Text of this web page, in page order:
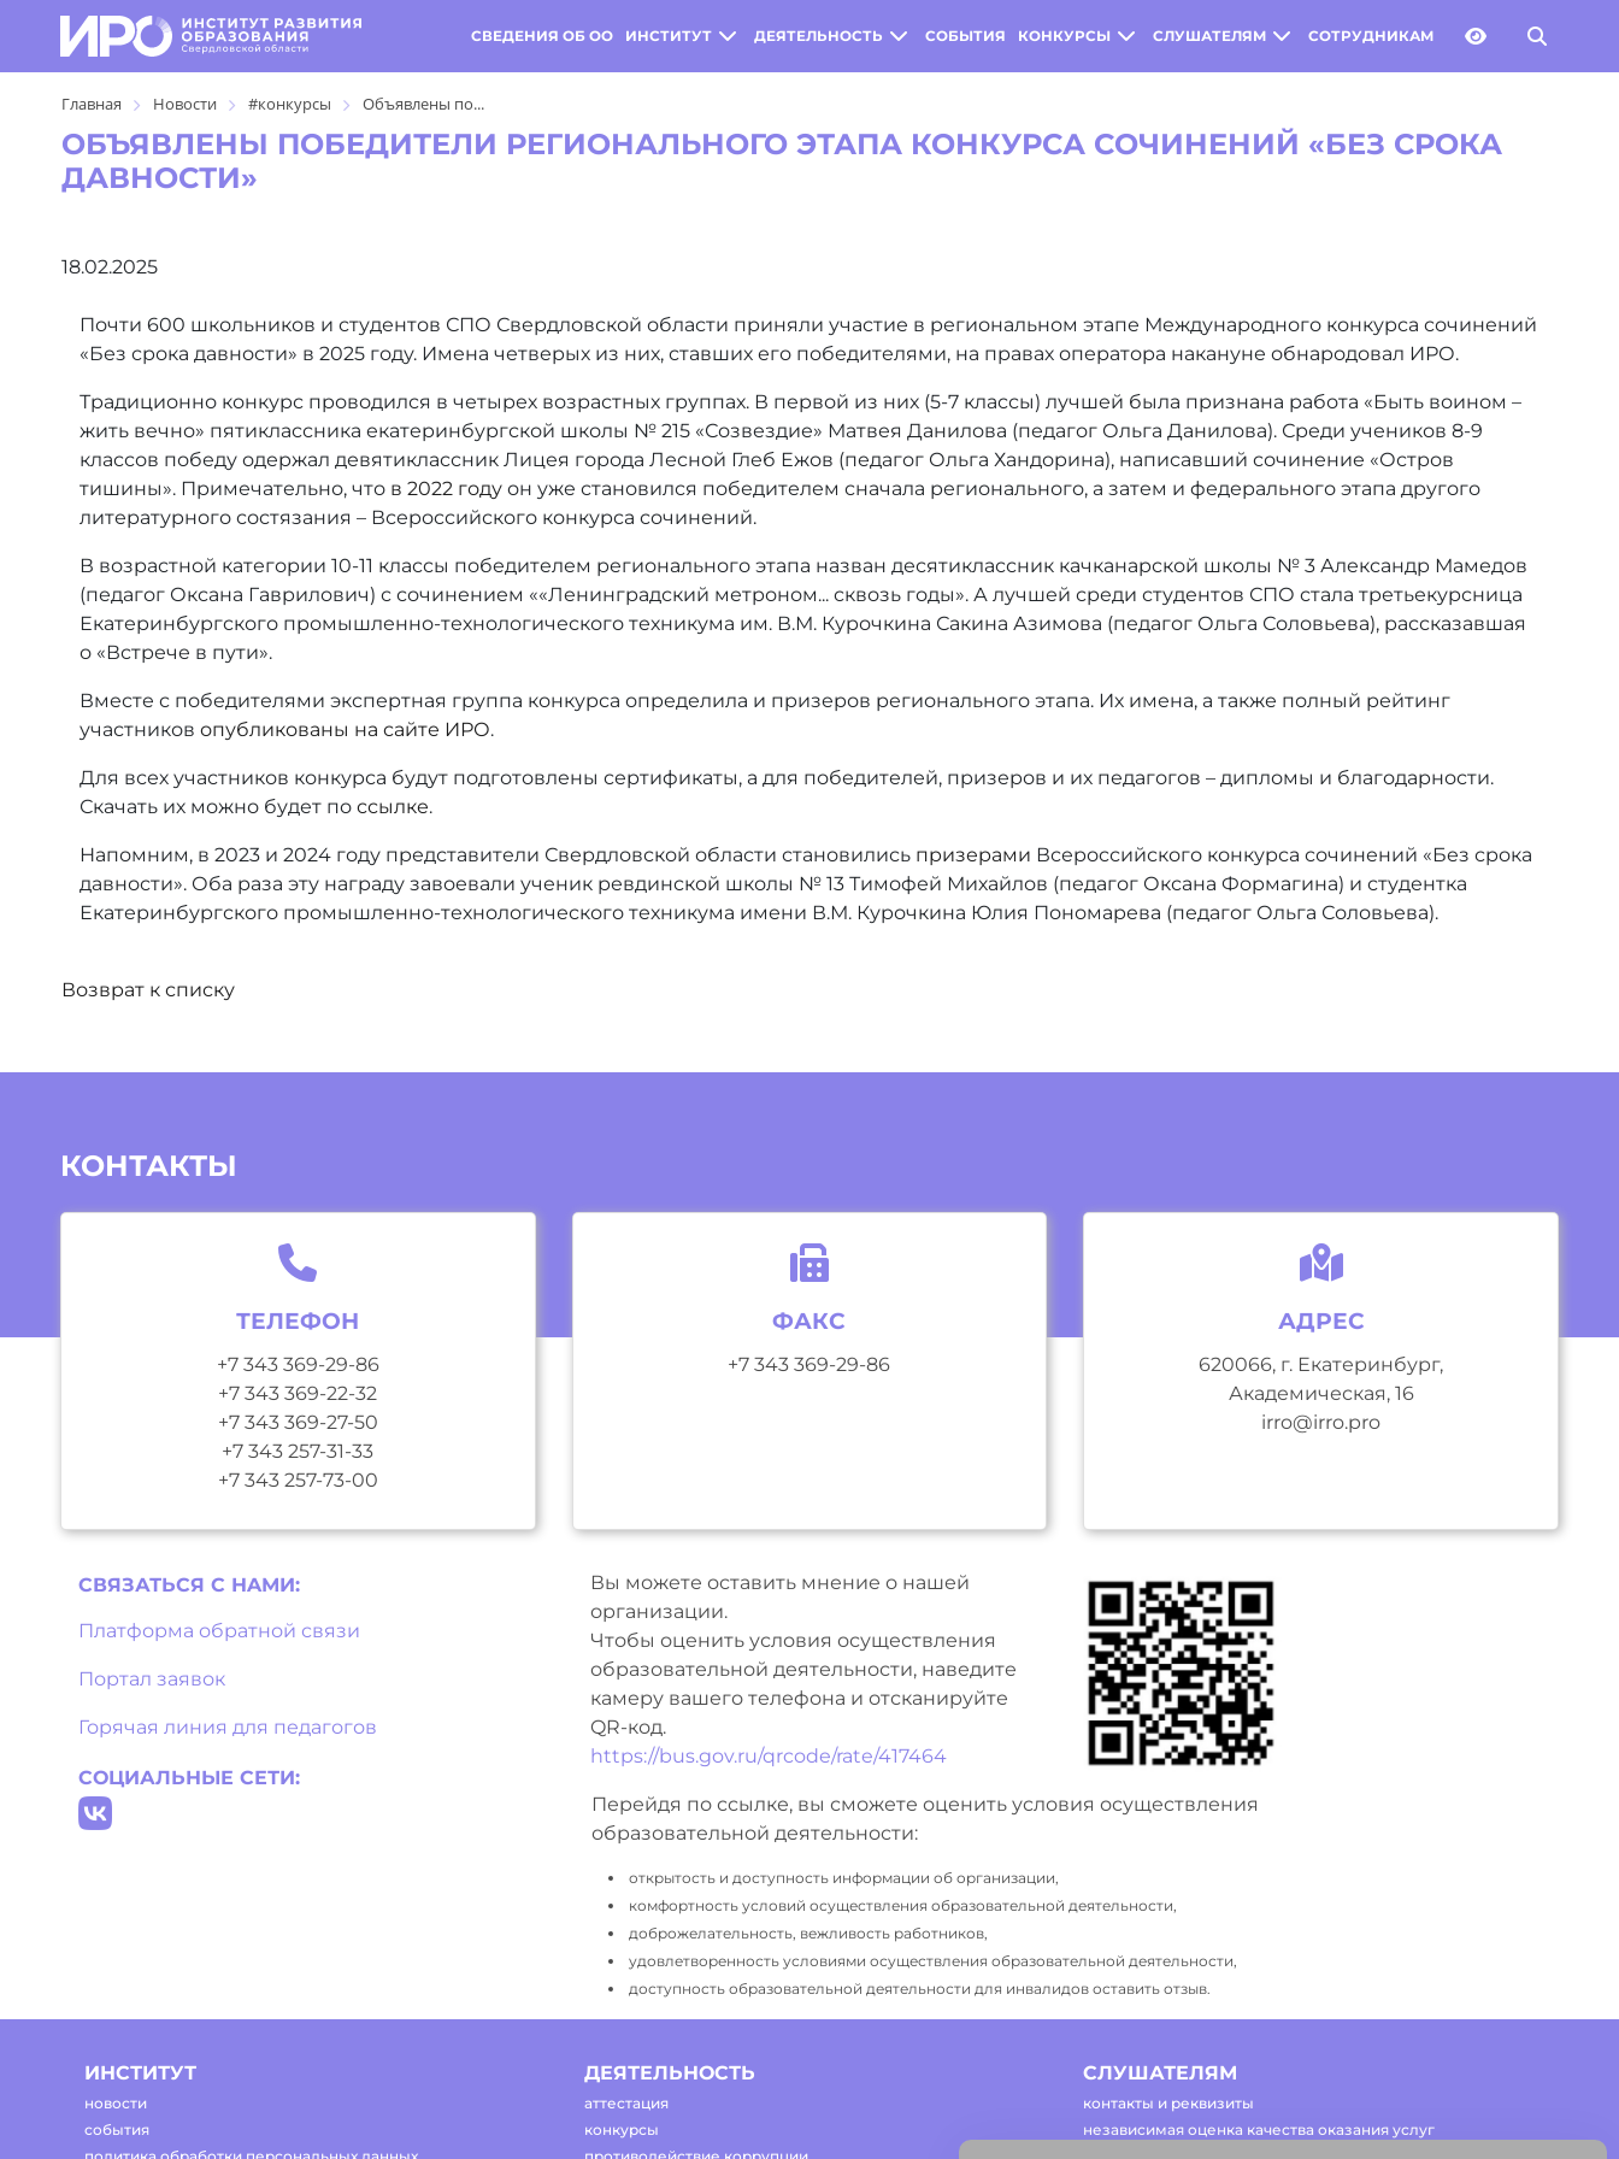
СВЕДЕНИЯ ОБ ОО ИНСТИТУТ ДЕЯТЕЛЬНОСТЬ СОБЫТИЯ КОНКУРСЫ СЛУШАТЕЛЯМ СОТРУДНИКАМ
Главная Новости #конкурсы Объявлены по...
ОБЪЯВЛЕНЫ ПОБЕДИТЕЛИ РЕГИОНАЛЬНОГО ЭТАПА КОНКУРСА СОЧИНЕНИЙ «БЕЗ СРОКА
ДАВНОСТИ»
18.02.2025
Почти 600 школьников и студентов СПО Свердловской области приняли участие в региональном этапе Международного конкурса сочинений
«Без срока давности» в 2025 году. Имена четверых из них, ставших его победителями, на правах оператора накануне обнародовал ИРО.
Традиционно конкурс проводился в четырех возрастных группах. В первой из них (5-7 классы) лучшей была признана работа «Быть воином –
жить вечно» пятиклассника екатеринбургской школы № 215 «Созвездие» Матвея Данилова (педагог Ольга Данилова). Среди учеников 8-9
классов победу одержал девятиклассник Лицея города Лесной Глеб Ежов (педагог Ольга Хандорина), написавший сочинение «Остров
тишины». Примечательно, что в 2022 году он уже становился победителем сначала регионального, а затем и федерального этапа другого
литературного состязания – Всероссийского конкурса сочинений.
В возрастной категории 10-11 классы победителем регионального этапа назван десятиклассник качканарской школы № 3 Александр Мамедов
(педагог Оксана Гаврилович) с сочинением ««Ленинградский метроном... сквозь годы». А лучшей среди студентов СПО стала третьекурсница
Екатеринбургского промышленно-технологического техникума им. В.М. Курочкина Сакина Азимова (педагог Ольга Соловьева), рассказавшая
о «Встрече в пути».
Вместе с победителями экспертная группа конкурса определила и призеров регионального этапа. Их имена, а также полный рейтинг
участников опубликованы на сайте ИРО.
Для всех участников конкурса будут подготовлены сертификаты, а для победителей, призеров и их педагогов – дипломы и благодарности.
Скачать их можно будет по ссылке.
Напомним, в 2023 и 2024 году представители Свердловской области становились призерами Всероссийского конкурса сочинений «Без срока
давности». Оба раза эту награду завоевали ученик ревдинской школы № 13 Тимофей Михайлов (педагог Оксана Формагина) и студентка
Екатеринбургского промышленно-технологического техникума имени В.М. Курочкина Юлия Пономарева (педагог Ольга Соловьева).
Возврат к списку
КОНТАКТЫ
ТЕЛЕФОН
+7 343 369-29-86
+7 343 369-22-32
+7 343 369-27-50
+7 343 257-31-33
+7 343 257-73-00
ФАКС
+7 343 369-29-86
АДРЕС
620066, г. Екатеринбург,
Академическая, 16
irro@irro.pro
СВЯЗАТЬСЯ С НAМИ:
Платформа обратной связи
Портал заявок
Горячая линия для педагогов
СОЦИАЛЬНЫЕ СЕТИ:
Вы можете оставить мнение о нашей
организации.
Чтобы оценить условия осуществления
образовательной деятельности, наведите
камеру вашего телефона и отсканируйте
QR-код.
https://bus.gov.ru/qrcode/rate/417464
Перейдя по ссылке, вы сможете оценить условия осуществления
образовательной деятельности:
открытость и доступность информации об организации,
комфортность условий осуществления образовательной деятельности,
доброжелательность, вежливость работников,
удовлетворенность условиями осуществления образовательной деятельности,
доступность образовательной деятельности для инвалидов оставить отзыв.
ИНСТИТУТ
новости
события
ДЕЯТЕЛЬНОСТЬ
аттестация
конкурсы
СЛУШАТЕЛЯМ
контакты и реквизиты
независимая оценка качества оказания услуг